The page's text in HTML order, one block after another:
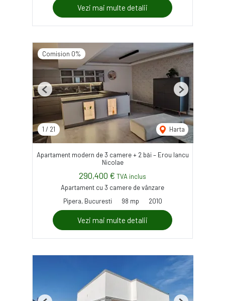
Vezi mai multe detalii
Comision 0%
1 / 21 Harta
Previous Next
Apartament modern de 3 camere + 2 băi – Erou Iancu
Nicolae
290,400 € TVA inclus
Apartament cu 3 camere de vânzare
Pipera, Bucuresti
98 mp 2010
Vezi mai multe detalii